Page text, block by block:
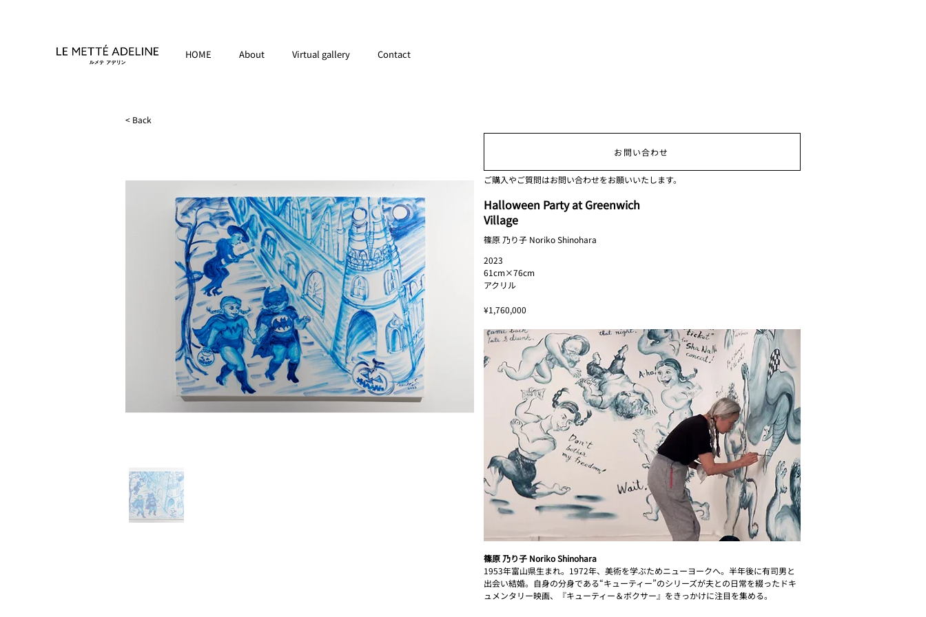
HOME About Virtual gallery Contact
< Back
お問い合わせ
ご購入やご質問はお問い合わせをお願いいたします。
Halloween Party at Greenwich
Village
篠原 乃り子 Noriko Shinohara
2023
61cm×76cm
アクリル
¥1,760,000
篠原 乃り子 Noriko Shinohara
1953年富山県生まれ。1972年、美術を学ぶためニューヨークへ。半年後に有司男と
出会い結婚。自身の分身である“キューティー”のシリーズが夫との日常を綴ったドキ
ュメンタリー映画、『キューティー＆ボクサー』をきっかけに注目を集める。